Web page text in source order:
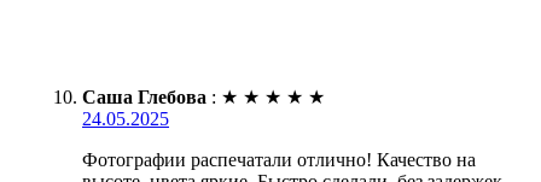
Саша Глебова : ★ ★ ★ ★ ★
24.05.2025
Фотографии распечатали отлично! Качество на